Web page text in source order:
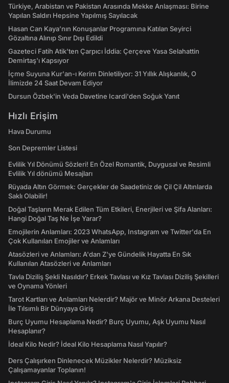
Türkiye, Arabistan ve Pakistan Arasında Mekke Anlaşması: Birine
Yapılan Saldırı Hepsine Yapılmış Sayılacak
Hasan Can Kaya’nın Konuşanlar Programına Katılan Seyirci
Gözaltına Alınıp Sınır Dışı Edildi
Gazeteci Fatih Atik'ten Çarpıcı İddia: Çerçeve Yasa Selahattin
Demirtaş'ı Kapsıyor
İçme Suyuna Kur'an-ı Kerim Dinletiliyor: 31 Yıllık Alışkanlık, O
İlimizde 24 Saat Devam Ediyor
Dursun Özbek'in Veda Davetine Icardi'den Soğuk Yanıt
Hızlı Erişim
Hava Durumu
Son Depremler Listesi
Evlilik Yıl Dönümü Sözleri! En Özel Romantik, Duygusal ve Resimli
Evlilik Yıl dönümü Mesajları
Rüyada Altın Görmek: Gerçekler de Saadetiniz de Çil Çil Altınlarda
Saklı Olabilir!
Doğal Taşların Merak Edilen Tüm Etkileri, Enerjileri ve Şifa Alanları:
Hangi Doğal Taş Ne İşe Yarar?
Emojilerin Anlamları: 2023 WhatsApp, Instagram ve Twitter'da En
Çok Kullanılan Emojiler ve Anlamları
Atasözleri ve Anlamları: A'dan Z'ye Gündelik Hayatta En Sık
Kullanılan Atasözleri ve Anlamları
Tavla Diziliş Şekli Nasıldır? Erkek Tavlası ve Kız Tavlası Diziliş Şekilleri
ve Oynama Yönleri
Tarot Kartları ve Anlamları Nelerdir? Majör ve Minör Arkana Desteleri
İle Tılsımlı Bir Dünyaya Giriş
Burç Uyumu Hesaplama Nedir? Burç Uyumu, Aşk Uyumu Nasıl
Hesaplanır?
İdeal Kilo Nedir? İdeal Kilo Hesaplama Nasıl Yapılır?
Ders Çalışırken Dinlenecek Müzikler Nelerdir? Müziksiz
Çalışamayanlar Toplanın!